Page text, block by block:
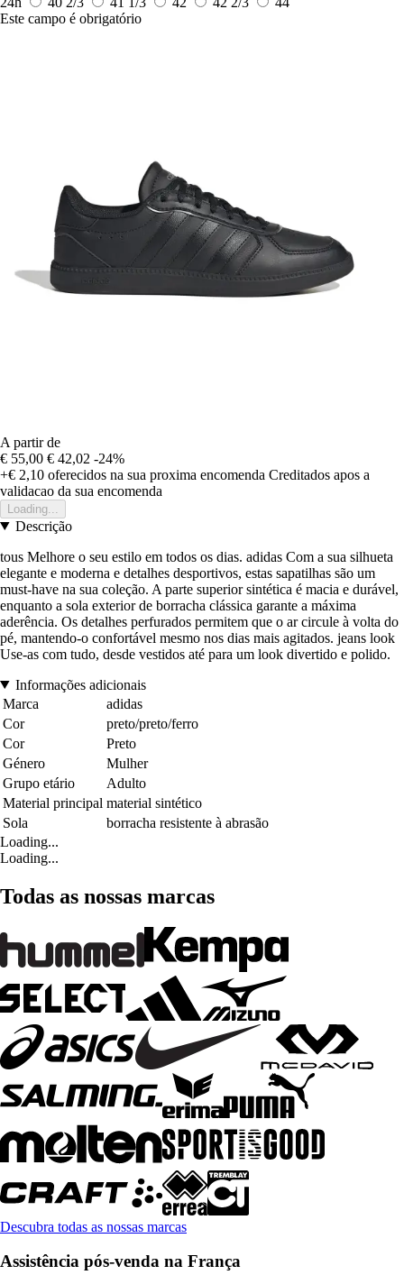
Este campo é obrigatório
A partir de
€ 55,00 € 42,02 -24%
+€ 2,10 oferecidos na sua proxima encomenda Creditados apos a
validacao da sua encomenda
Loading...
Descrição
tous Melhore o seu estilo em todos os dias. adidas Com a sua silhueta
elegante e moderna e detalhes desportivos, estas sapatilhas são um
must-have na sua coleção. A parte superior sintética é macia e durável,
enquanto a sola exterior de borracha clássica garante a máxima
aderência. Os detalhes perfurados permitem que o ar circule à volta do
pé, mantendo-o confortável mesmo nos dias mais agitados. jeans look
Use-as com tudo, desde vestidos até para um look divertido e polido.
Informações adicionais
Marca
adidas
Cor
preto/preto/ferro
Cor
Preto
Género
Mulher
Grupo etário
Adulto
Material principal material sintético
Sola
borracha resistente à abrasão
Loading...
Loading...
Todas as nossas marcas
Descubra todas as nossas marcas
Assistência pós-venda na França